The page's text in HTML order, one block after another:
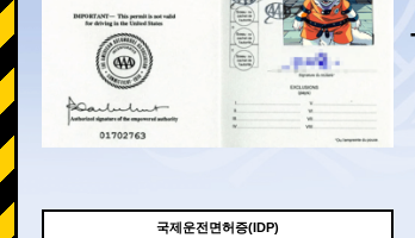
국제운전면허증(IDP)